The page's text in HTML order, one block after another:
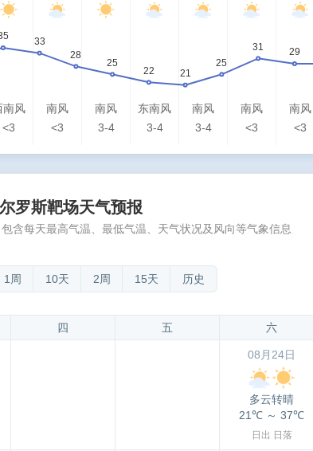
南风
<3
南风
<3
南风
3-4
东南风
3-4
南风
3-4
南风
<3
南风
<3
罗斯靶场天气预报
含每天最高气温、最低气温、天气状况及风向等气象信息
1周 10天 2周 15天 历史
四 五 六
08月24日
多云转晴
21℃ ～ 37℃
日出 日落